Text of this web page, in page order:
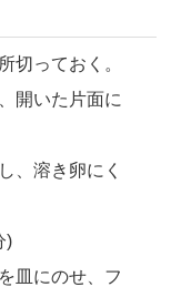
っておく。
開いた片面に
溶き卵にく
)
皿にのせ、フ